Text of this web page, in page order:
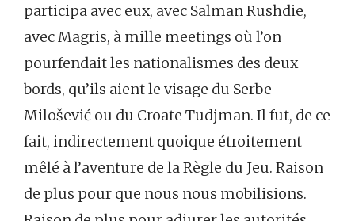
participa avec eux, avec Salman Rushdie,
avec Magris, à mille meetings où l’on
pourfendait les nationalismes des deux
bords, qu’ils aient le visage du Serbe
Milošević ou du Croate Tudjman. Il fut, de ce
fait, indirectement quoique étroitement
mêlé à l’aventure de la Règle du Jeu. Raison
de plus pour que nous nous mobilisions.